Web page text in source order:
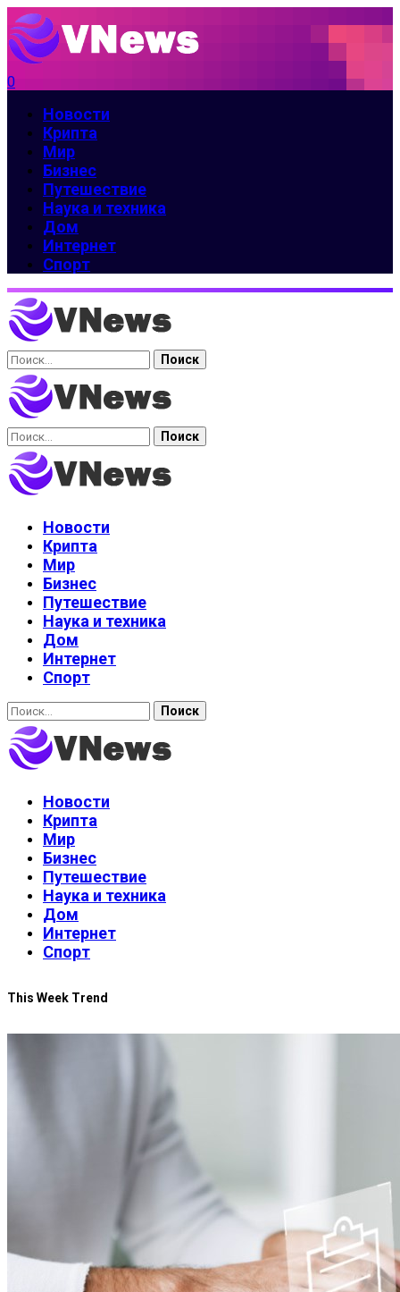
0
Новости
Крипта
Мир
Бизнес
Путешествие
Наука и техника
Дом
Интернет
Спорт
Найти:
Найти:
Новости
Крипта
Мир
Бизнес
Путешествие
Наука и техника
Дом
Интернет
Спорт
Найти:
Новости
Крипта
Мир
Бизнес
Путешествие
Наука и техника
Дом
Интернет
Спорт
This Week Trend